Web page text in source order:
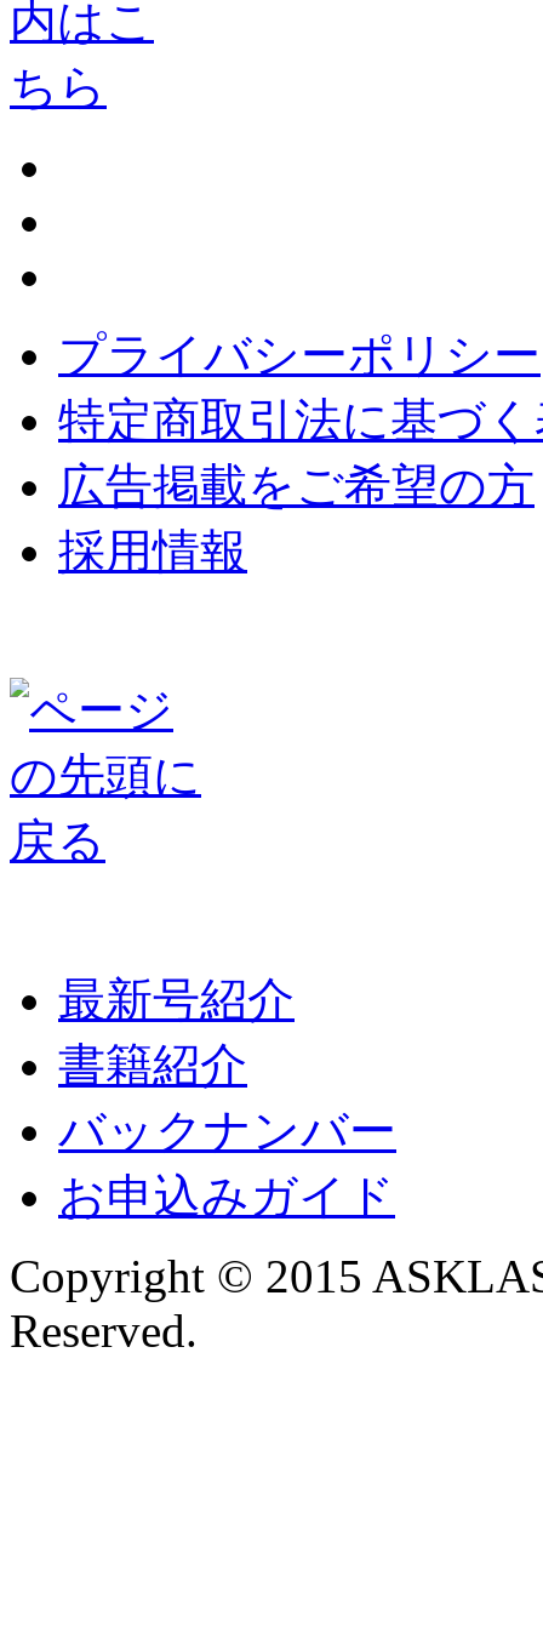
プライバシーポリシー
特定商取引法に基づ
広告掲載をご希望の方
採用情報
最新号紹介
書籍紹介
バックナンバー
お申込みガイド
Copyright © 2015
Reserved.